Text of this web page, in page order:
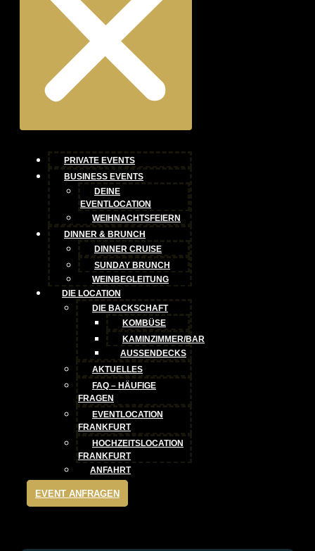
PRIVATE EVENTS
BUSINESS EVENTS
DEINE
EVENTLOCATION
WEIHNACHTSFEIERN
DINNER & BRUNCH
DINNER CRUISE
SUNDAY BRUNCH
WEINBEGLEITUNG
DIE LOCATION
DIE BACKSCHAFT
KOMBÜSE
KAMINZIMMER/BAR
AUSSENDECKS
AKTUELLES
FAQ – HÄUFIGE
FRAGEN
EVENTLOCATION
FRANKFURT
HOCHZEITSLOCATION
FRANKFURT
ANFAHRT
EVENT ANFRAGEN